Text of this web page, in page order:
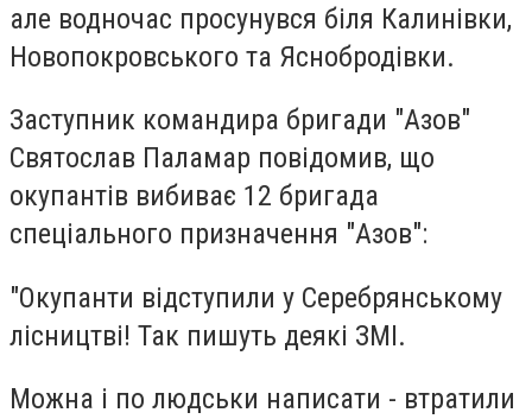
але водночас просунувся біля Калинівки,
Новопокровського та Яснобродівки.
Заступник командира бригади "Азов"
Святослав Паламар повідомив, що
окупантів вибиває 12 бригада
спеціального призначення "Азов":
"Окупанти відступили у Серебрянському
лісництві! Так пишуть деякі ЗМІ.
Можна і по людськи написати - втратили